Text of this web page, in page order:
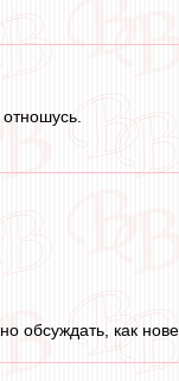
обсуждать, как